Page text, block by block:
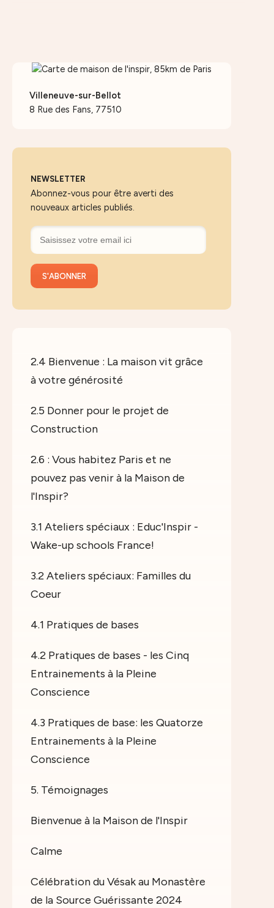
Villeneuve-sur-Bellot
8 Rue des Fans, 77510
NEWSLETTER
Abonnez-vous pour être averti des
nouveaux articles publiés.
2.4 Bienvenue : La maison vit grâce
à votre générosité
2.5 Donner pour le projet de
Construction
2.6 : Vous habitez Paris et ne
pouvez pas venir à la Maison de
l'Inspir?
3.1 Ateliers spéciaux : Educ'Inspir -
Wake-up schools France!
3.2 Ateliers spéciaux: Familles du
Coeur
4.1 Pratiques de bases
4.2 Pratiques de bases - les Cinq
Entrainements à la Pleine
Conscience
4.3 Pratiques de base: les Quatorze
Entrainements à la Pleine
Conscience
5. Témoignages
Bienvenue à la Maison de l'Inspir
Calme
Célébration du Vésak au Monastère
de la Source Guérissante 2024